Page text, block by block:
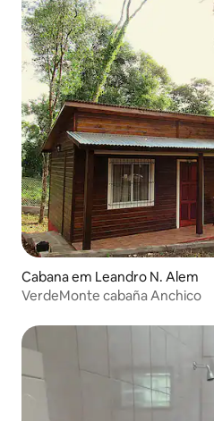
Cabana em Leandro N. Alem
VerdeMonte cabaña Anchico